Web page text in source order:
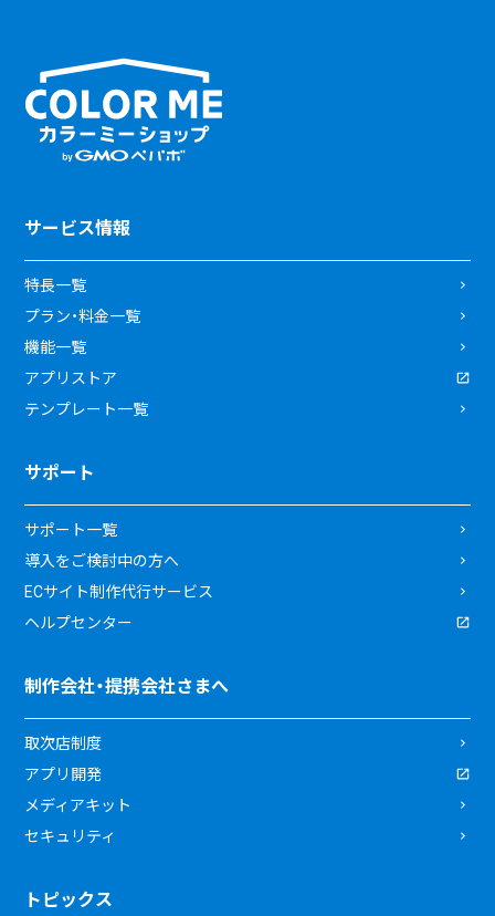
サービス情報
特長一覧
プラン・料金一覧
機能一覧
アプリストア
テンプレート一覧
サポート
サポート一覧
導入をご検討中の方へ
ECサイト制作代行サービス
ヘルプセンター
制作会社・提携会社さまへ
取次店制度
アプリ開発
メディアキット
セキュリティ
トピックス